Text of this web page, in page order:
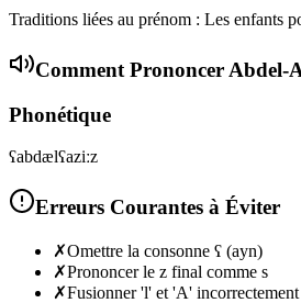
Traditions liées au prénom : Les enfants
Comment Prononcer Abdel-
Phonétique
ʕabdælʕaziːz
Erreurs Courantes à Éviter
✗Omettre la consonne ʕ (ayn)
✗Prononcer le z final comme s
✗Fusionner 'l' et 'A' incorrectement